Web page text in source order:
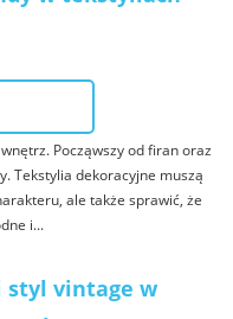
Począwszy od firan oraz
Tekstylia dekoracyjne muszą
ale także sprawić, że
i...
styl vintage w